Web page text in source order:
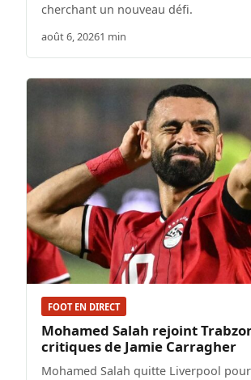
cherchant un nouveau défi.
août 6, 20261 min
FOOT EN DIRECT
Mohamed Salah rejoint
critiques de Jamie Carragher
Mohamed Salah quitte Liverpool pour